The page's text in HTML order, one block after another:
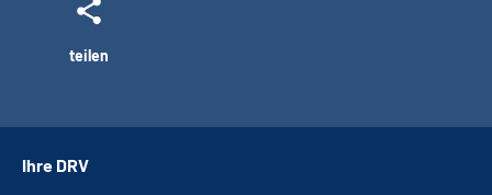
teilen
Ihre DRV